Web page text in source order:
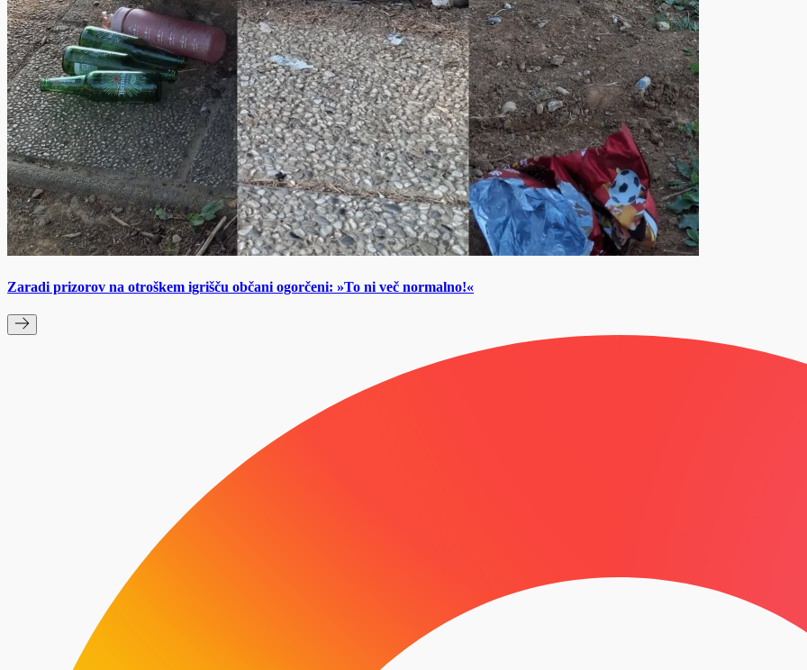
Zaradi prizorov na otroškem igrišču občani ogorčeni: »To ni več normalno!«